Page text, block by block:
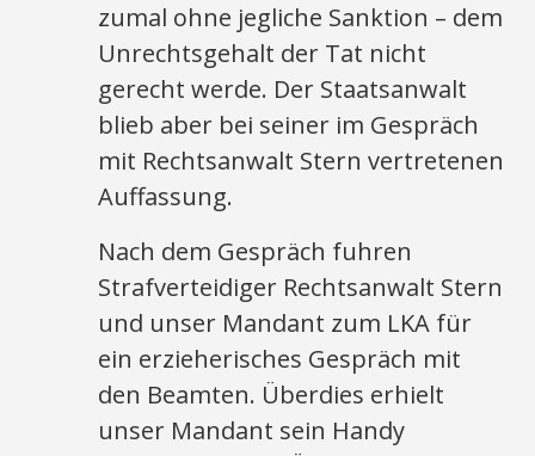
zumal ohne jegliche Sanktion – dem
Unrechtsgehalt der Tat nicht
gerecht werde. Der Staatsanwalt
blieb aber bei seiner im Gespräch
mit Rechtsanwalt Stern vertretenen
Auffassung.
Nach dem Gespräch fuhren
Strafverteidiger Rechtsanwalt Stern
und unser Mandant zum LKA für
ein erzieherisches Gespräch mit
den Beamten. Überdies erhielt
unser Mandant sein Handy